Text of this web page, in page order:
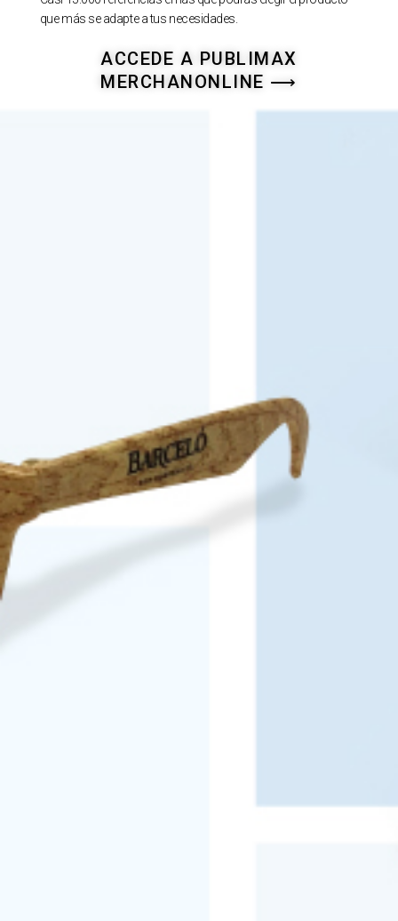
que más se adapte a tus necesidades.
ACCEDE A PUBLIMAX
MERCHANONLINE ⟶